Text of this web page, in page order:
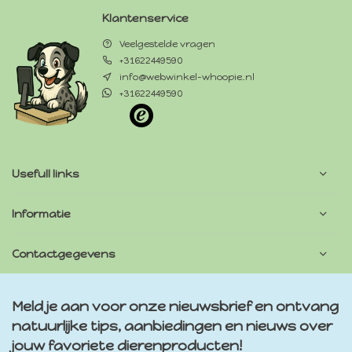
Klantenservice
Veelgestelde vragen
+31622449590
info@webwinkel-whoopie.nl
+31622449590
Usefull links
Informatie
Contactgegevens
Meld je aan voor onze nieuwsbrief en ontvang
natuurlijke tips, aanbiedingen en nieuws over
jouw favoriete dierenproducten!